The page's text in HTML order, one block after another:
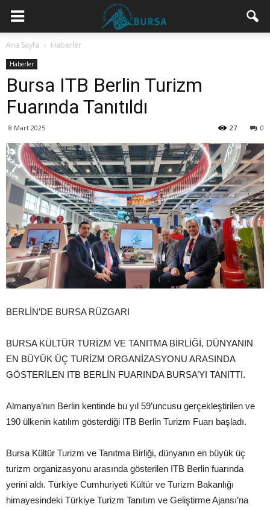
Ana Sayfa Haberler
Haberler
Bursa ITB Berlin Turizm
Fuarında Tanıtıldı
8 Mart 2025 0
27
BERLİN’DE BURSA RÜZGARI
BURSA KÜLTÜR TURİZM VE TANITMA BİRLİĞİ, DÜNYANIN
EN BÜYÜK ÜÇ TURİZM ORGANİZASYONU ARASINDA
GÖSTERİLEN ITB BERLİN FUARINDA BURSA’YI TANITTI.
Almanya’nın Berlin kentinde bu yıl 59’uncusu gerçekleştirilen ve
190 ülkenin katılım gösterdiği ITB Berlin Turizm Fuarı başladı.
Bursa Kültür Turizm ve Tanıtma Birliği, dünyanın en büyük üç
turizm organizasyonu arasında gösterilen ITB Berlin fuarında
yerini aldı. Türkiye Cumhuriyeti Kültür ve Turizm Bakanlığı
himayesindeki Türkiye Turizm Tanıtım ve Geliştirme Ajansı’na